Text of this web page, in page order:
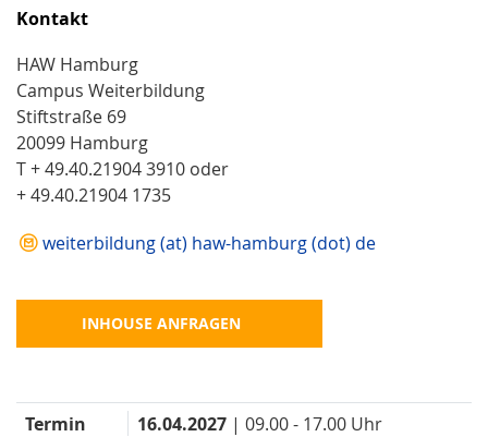
Kontakt
HAW Hamburg
Campus Weiterbildung
Stiftstraße 69
20099 Hamburg
T + 49.40.21904 3910 oder
+ 49.40.21904 1735
weiterbildung (at) haw-hamburg (dot) de
INHOUSE ANFRAGEN
Termin 16.04.2027| 09.00 - 17.00 Uhr